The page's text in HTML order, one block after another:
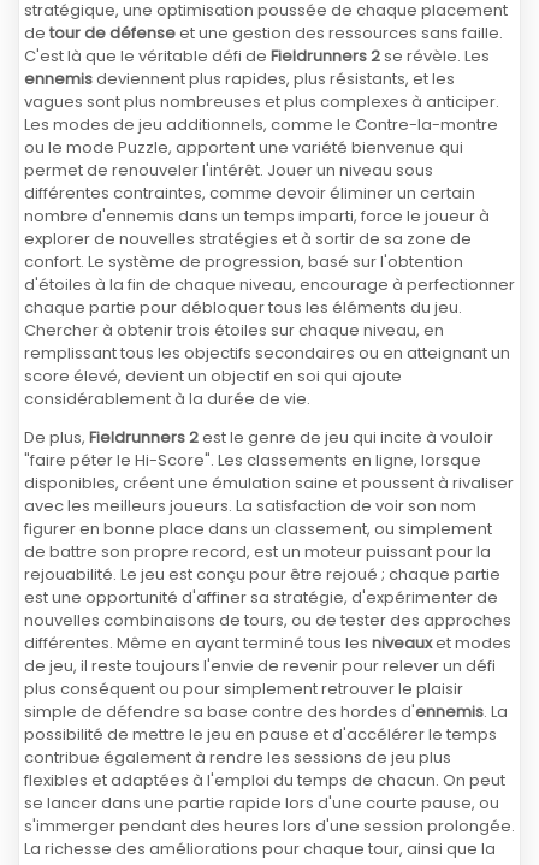
stratégique, une optimisation poussée de chaque placement
de tour de défenseet une gestion des ressources sans faille.
C'est là que le véritable défi de Fieldrunners 2se révèle. Les
ennemisdeviennent plus rapides, plus résistants, et les
vagues sont plus nombreuses et plus complexes à anticiper.
Les modes de jeu additionnels, comme le Contre-la-montre
ou le mode Puzzle, apportent une variété bienvenue qui
permet de renouveler l'intérêt. Jouer un niveau sous
différentes contraintes, comme devoir éliminer un certain
nombre d'ennemis dans un temps imparti, force le joueur à
explorer de nouvelles stratégies et à sortir de sa zone de
confort. Le système de progression, basé sur l'obtention
d'étoiles à la fin de chaque niveau, encourage à perfectionner
chaque partie pour débloquer tous les éléments du jeu.
Chercher à obtenir trois étoiles sur chaque niveau, en
remplissant tous les objectifs secondaires ou en atteignant un
score élevé, devient un objectif en soi qui ajoute
considérablement à la durée de vie.
De plus, Fieldrunners 2est le genre de jeu qui incite à vouloir
"faire péter le Hi-Score". Les classements en ligne, lorsque
disponibles, créent une émulation saine et poussent à rivaliser
avec les meilleurs joueurs. La satisfaction de voir son nom
figurer en bonne place dans un classement, ou simplement
de battre son propre record, est un moteur puissant pour la
rejouabilité. Le jeu est conçu pour être rejoué ; chaque partie
est une opportunité d'affiner sa stratégie, d'expérimenter de
nouvelles combinaisons de tours, ou de tester des approches
différentes. Même en ayant terminé tous les niveauxet modes
de jeu, il reste toujours l'envie de revenir pour relever un défi
plus conséquent ou pour simplement retrouver le plaisir
simple de défendre sa base contre des hordes d'ennemis. La
possibilité de mettre le jeu en pause et d'accélérer le temps
contribue également à rendre les sessions de jeu plus
flexibles et adaptées à l'emploi du temps de chacun. On peut
se lancer dans une partie rapide lors d'une courte pause, ou
s'immerger pendant des heures lors d'une session prolongée.
La richesse des améliorations pour chaque tour, ainsi que la